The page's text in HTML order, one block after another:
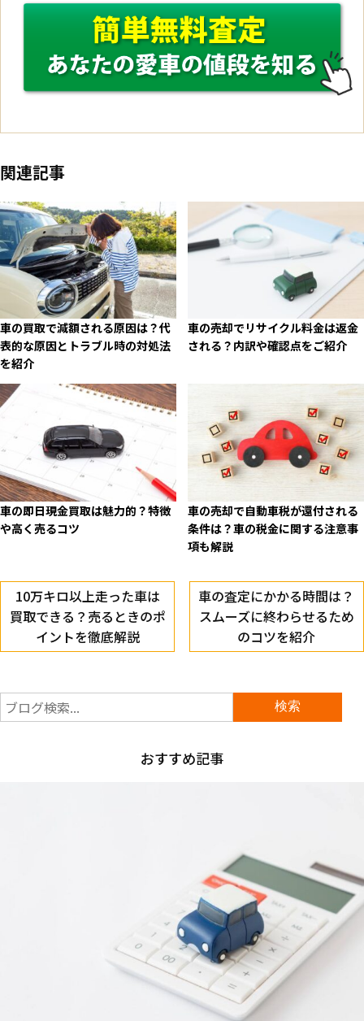
関連記事
車の買取で減額される原因は？代
表的な原因とトラブル時の対処法
を紹介
車の売却でリサイクル料金は返金
される？内訳や確認点をご紹介
車の即日現金買取は魅力的？特徴
や高く売るコツ
車の売却で自動車税が還付される
条件は？車の税金に関する注意事
項も解説
10万キロ以上走った車は
買取できる？売るときのポ
イントを徹底解説
車の査定にかかる時間は？
スムーズに終わらせるため
のコツを紹介
おすすめ記事